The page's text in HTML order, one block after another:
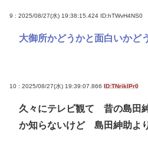
9 : 2025/08/27(水) 19:38:15.424 ID:hTWvH4NS0
大御所かどうかと面白いかど
10 : 2025/08/27(水) 19:39:07.866 ID:TNriklPr0
久々にテレビ観て 昔の島田
か知らないけど 島田紳助よ